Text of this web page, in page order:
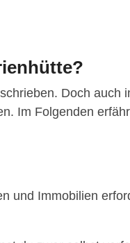
Doch
Im Folgenden
und Immobilien